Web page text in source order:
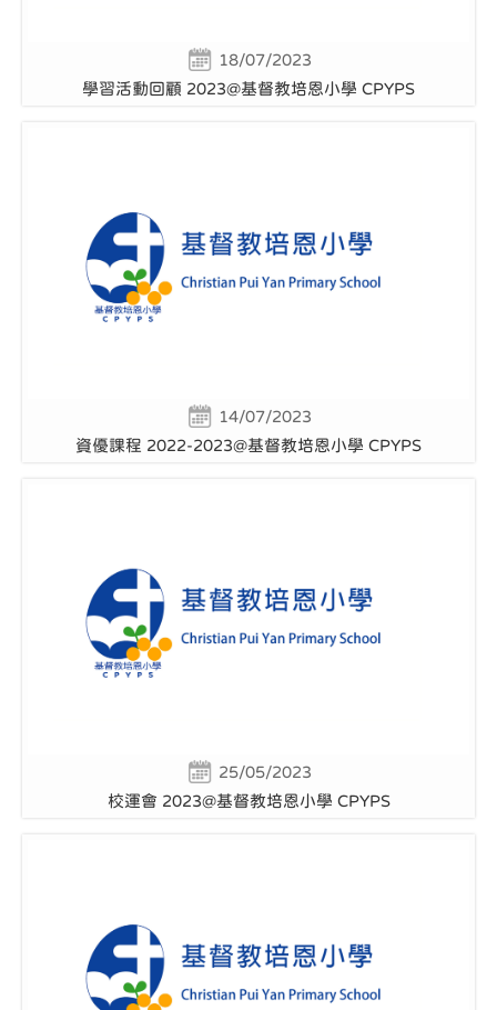
18/07/2023
學習活動回顧 2023@基督教培恩小學 CPYPS
14/07/2023
資優課程 2022-2023@基督教培恩小學 CPYPS
25/05/2023
校運會 2023@基督教培恩小學 CPYPS